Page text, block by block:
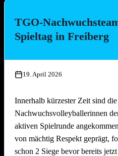
Die Platzierungen im
2.
5.
Die drei Muscheltiere
Die Aperolis
7.
Strandkinder
TGO-
Spieltag in Freiberg
19. April 2026
Innerhalb kürzester Zeit sind die
Nachwuchsvolleyballerinnen
aktiven Spielrunde
von mächtig Respekt geprägt,
schon 2 Siege bevor bereits